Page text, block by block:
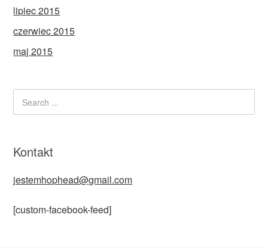
lipiec 2015
czerwiec 2015
maj 2015
Kontakt
jestemhophead@gmail.com
[custom-facebook-feed]